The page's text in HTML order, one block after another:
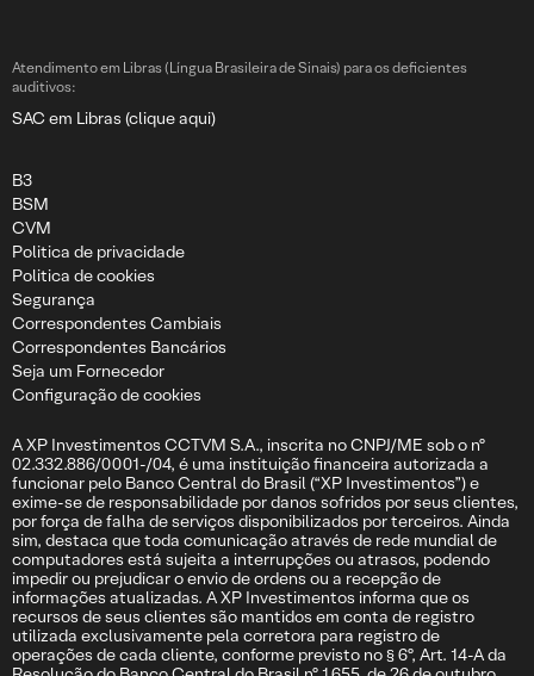
Atendimento em Libras (Língua Brasileira de Sinais) para os deficientes
auditivos:
SAC em Libras (clique aqui)
B3
BSM
CVM
Politica de privacidade
Politica de cookies
Segurança
Correspondentes Cambiais
Correspondentes Bancários
Seja um Fornecedor
Configuração de cookies
A XP Investimentos CCTVM S.A., inscrita no CNPJ/ME sob o nº
02.332.886/0001-/04, é uma instituição financeira autorizada a
funcionar pelo Banco Central do Brasil (“XP Investimentos”) e
exime-se de responsabilidade por danos sofridos por seus clientes,
por força de falha de serviços disponibilizados por terceiros. Ainda
sim, destaca que toda comunicação através de rede mundial de
computadores está sujeita a interrupções ou atrasos, podendo
impedir ou prejudicar o envio de ordens ou a recepção de
informações atualizadas. A XP Investimentos informa que os
recursos de seus clientes são mantidos em conta de registro
utilizada exclusivamente pela corretora para registro de
operações de cada cliente, conforme previsto no § 6º, Art. 14-A da